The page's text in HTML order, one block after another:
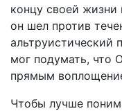
концу своей жизни
он шел против
альтруистический
мог подумать, что
прямым
Чтобы лучше